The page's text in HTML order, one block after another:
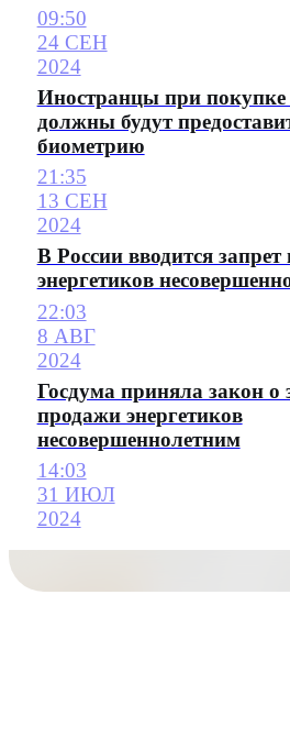
09:50
24 СЕН
2024
Иностранцы при
должны будут
биометрию
21:35
13 СЕН
2024
В России вводится
энергетиков
22:03
8 АВГ
2024
Госдума приняла закон о
продажи энергетиков
несовершеннолетним
14:03
31 ИЮЛ
2024